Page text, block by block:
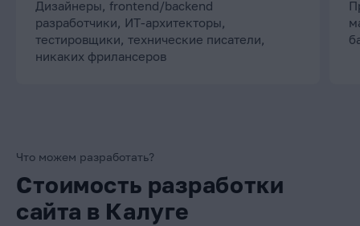
Дизайнеры, frontend/backend
разработчики, ИТ-архитекторы,
тестировщики, технические писатели,
никаких фрилансеров
Что можем разработать?
Стоимость разработки
сайта в Калуге